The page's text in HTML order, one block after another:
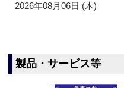
2026年08月06日 (木)
製品・サービス等